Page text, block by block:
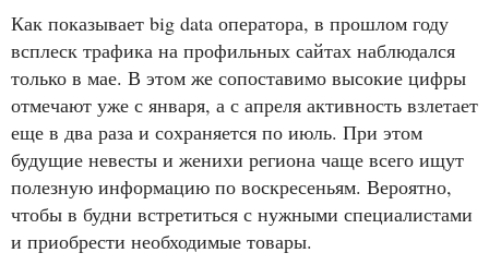
Как показывает big data оператора, в прошлом году
всплеск трафика на профильных сайтах наблюдался
только в мае. В этом же сопоставимо высокие цифры
отмечают уже с января, а с апреля активность взлетает
еще в два раза и сохраняется по июль. При этом
будущие невесты и женихи региона чаще всего ищут
полезную информацию по воскресеньям. Вероятно,
чтобы в будни встретиться с нужными специалистами
и приобрести необходимые товары.